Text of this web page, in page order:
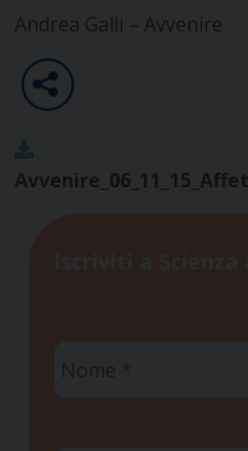
Andrea Galli – Avvenire